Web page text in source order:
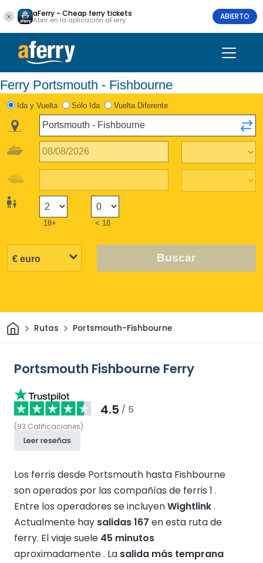
aFerry - Cheap ferry tickets
Abrir en la aplicación aFerry ABIERTO
Ferry Portsmouth - Fishbourne
Ida y Vuelta Sólo Ida Vuelta Diferente
18+ < 18
Buscar
InicioRutas Portsmouth-Fishbourne
Portsmouth Fishbourne Ferry
4.5 / 5
(93 Calificaciones)
Leer reseñas
Los ferris desde Portsmouth hasta Fishbourne
son operados por las compañías de ferris 1 .
Entre los operadores se incluyenWightlink.
Actualmente hay salidas 167 en esta ruta de
ferry. El viaje suele 45 minutos
aproximadamente . La salida más temprana